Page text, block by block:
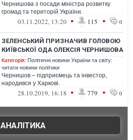
Чернишова з посади міністра розвитку
громад та територій України.
03.11.2022, 13:20 • 115 • 0
ЗЕЛЕНСЬКИЙ ПРИЗНАЧИВ ГОЛОВОЮ
КИЇВСЬКОЇ ОДА ОЛЕКСІЯ ЧЕРНИШОВА
Категорія: Політичні новини України та світу:
читати новини політики
Чернишов – підприємець та інвестор,
народився у Харкові.
28.10.2019, 16:18 • 779 • 0
АНАЛІТИКА